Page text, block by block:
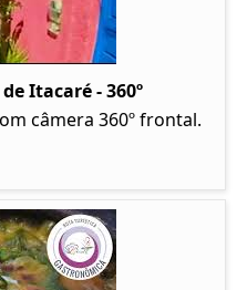
Itacaré - 360º
câmera 360º frontal.